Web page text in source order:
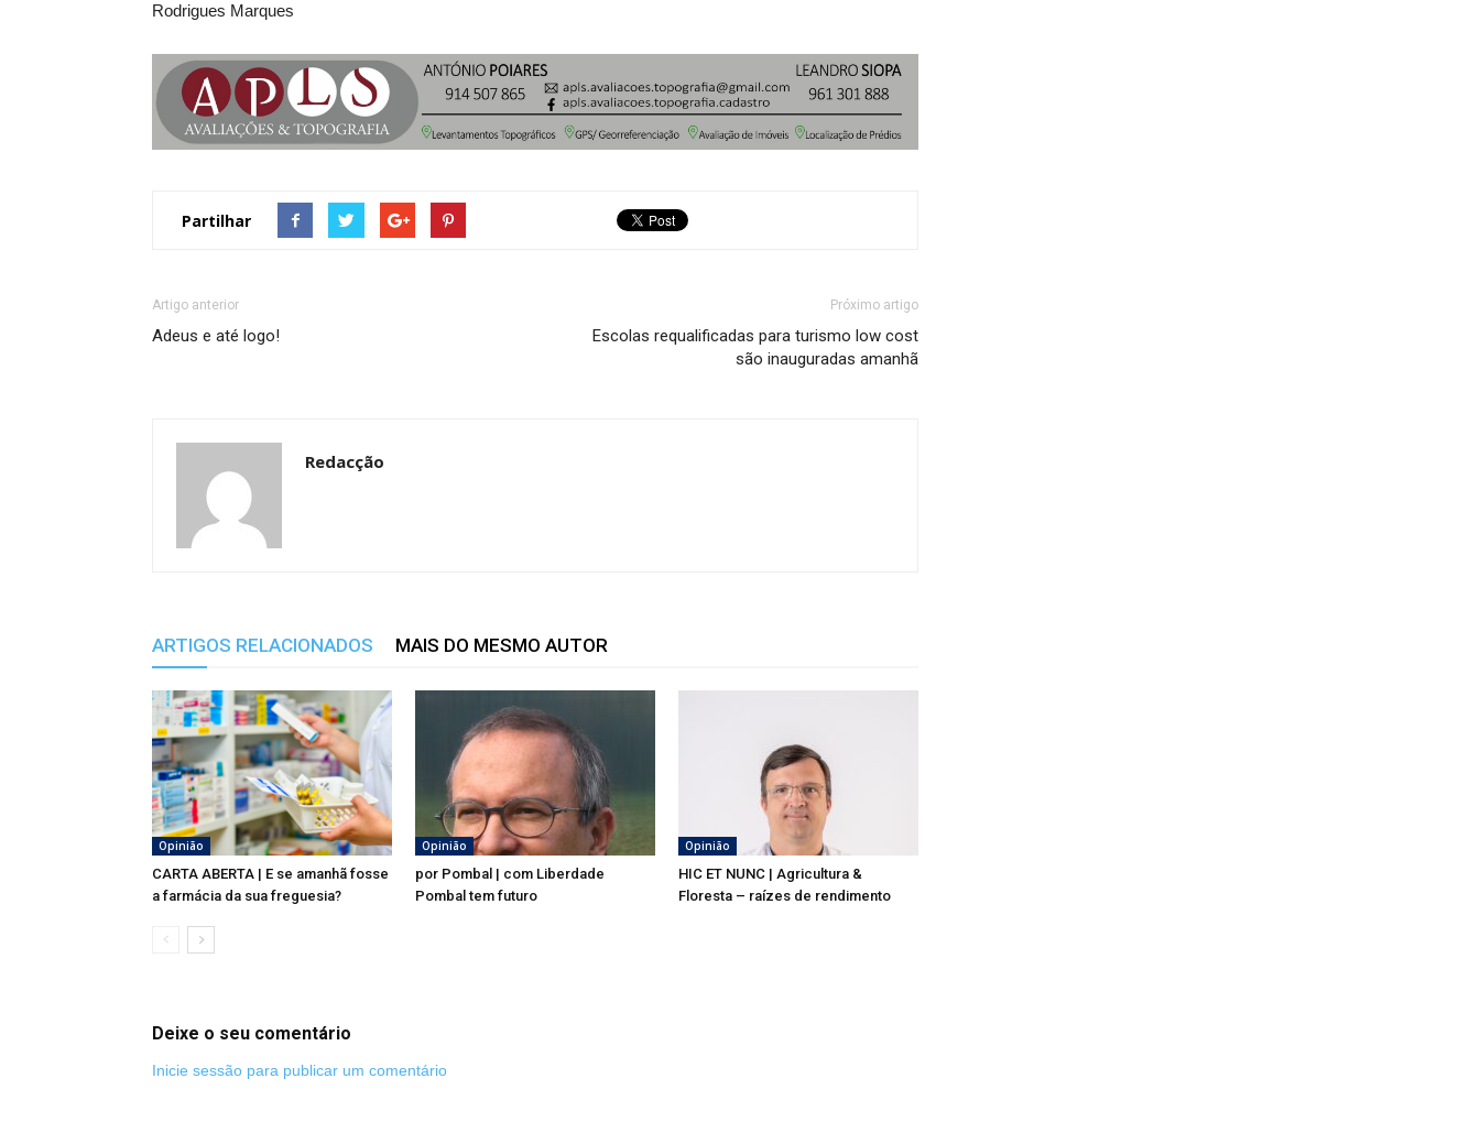
Rodrigues Marques
Partilhar
Artigo anterior
Adeus e até logo!
Próximo artigo
Escolas requalificadas para turismo low cost
são inauguradas amanhã
Redacção
ARTIGOS RELACIONADOS MAIS DO MESMO AUTOR
Opinião
CARTA ABERTA | E se amanhã fosse
a farmácia da sua freguesia?
Opinião
por Pombal | com Liberdade
Pombal tem futuro
Opinião
HIC ET NUNC | Agricultura &
Floresta – raízes de rendimento
Deixe o seu comentário
Inicie sessão para publicar um comentário